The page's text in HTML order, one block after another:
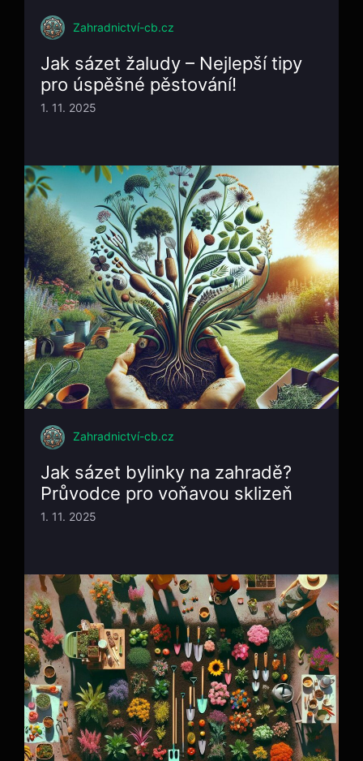
Zahradnictví-cb.cz
Jak sázet žaludy – Nejlepší tipy
pro úspěšné pěstování!
1. 11. 2025
Zahradnictví-cb.cz
Jak sázet bylinky na zahradě?
Průvodce pro voňavou sklizeň
1. 11. 2025